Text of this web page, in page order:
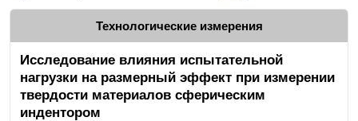
Технологические измерения
Исследование влияния испытательной
нагрузки на размерный эффект при измерении
твердости материалов сферическим
индентором